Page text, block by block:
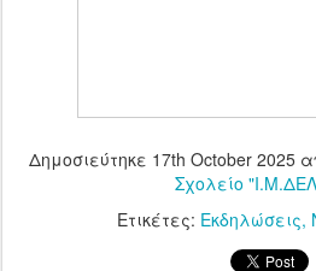
Δημοσιεύτηκε 17th October 2025
Σχολείο
Ετικέτες: Εκδηλώσεις